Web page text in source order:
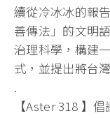
續從冷冰冰的報
善傳法」的文明
治理科學，構建
式，並提出將台
.
【Aster 318 】